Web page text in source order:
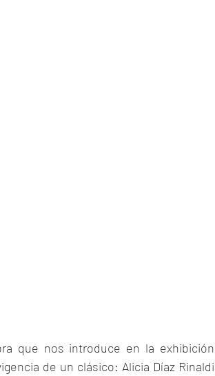
que nos introduce en la exhibición
de un clásico: Alicia Díaz Rinaldi